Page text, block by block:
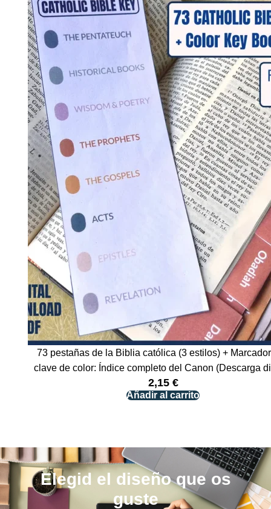
73 pestañas de la Biblia católica (3 estilos) +
clave de color: Índice completo del Canon (Descarga
2,15 €
Añadir al carrito
Elegid el diseño que os
guste